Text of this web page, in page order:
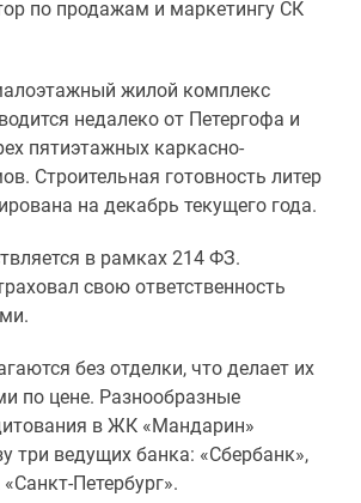
по продажам и маркетингу СК
жилой комплекс
недалеко от Петергофа и
пятиэтажных каркасно-
Строительная готовность литер
на декабрь текущего года.
в рамках 214 ФЗ.
свою ответственность
без отделки, что делает их
по цене. Разнообразные
в ЖК «Мандарин»
три ведущих банка: «Сбербанк»,
Петербург».